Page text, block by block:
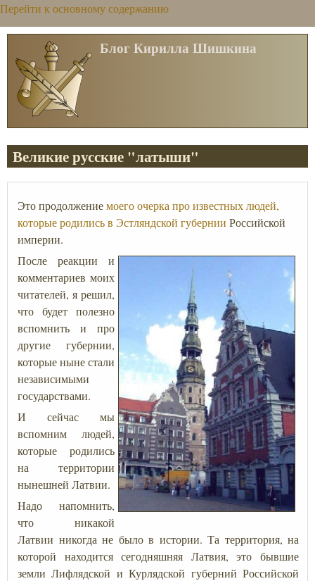
Перейти к основному содержанию
Блог Кирилла Шишкина
Великие русские "латыши"
Это продолжениемоего очерка про известных людей,
которые родились в Эстляндской губернии Российской
империи.
После реакции и
комментариев моих
читателей, я решил,
что будет полезно
вспомнить и про
другие губернии,
которые ныне стали
независимыми
государствами.
И сейчас мы
вспомним людей,
которые родились
на территории
нынешней Латвии.
Надо напомнить,
что никакой
Латвии никогда не было в истории. Та территория, на
которой находится сегодняшняя Латвия, это бывшие
земли Лифлядской и Курлядской губерний Российской